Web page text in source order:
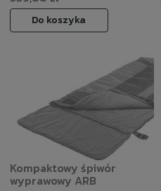
Do koszyka
Kompaktowy śpiwór
wyprawowy ARB